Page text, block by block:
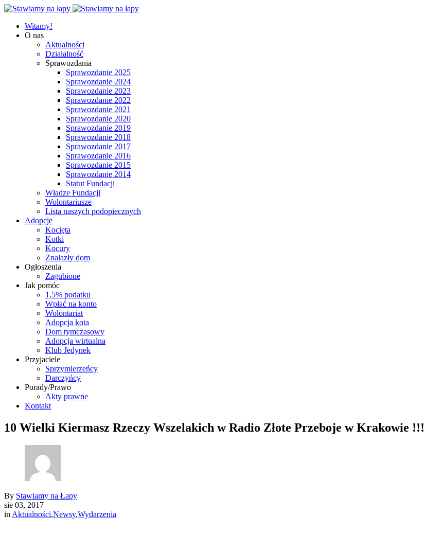
Witamy!
O nas
Aktualności
Działalność
Sprawozdania
Sprawozdanie 2025
Sprawozdanie 2024
Sprawozdanie 2023
Sprawozdanie 2022
Sprawozdanie 2021
Sprawozdanie 2020
Sprawozdanie 2019
Sprawozdanie 2018
Sprawozdanie 2017
Sprawozdanie 2016
Sprawozdanie 2015
Sprawozdanie 2014
Statut Fundacji
Władze Fundacji
Wolontariusze
Lista naszych podopiecznych
Adopcje
Kocięta
Kotki
Kocury
Znalazły dom
Ogłoszenia
Zagubione
Jak pomóc
1,5% podatku
Wpłać na konto
Wolontariat
Adopcja kota
Dom tymczasowy
Adopcja wirtualna
Klub Jedynek
Przyjaciele
Sprzymierzeńcy
Darczyńcy
Porady/Prawo
Akty prawne
Kontakt
10 Wielki Kiermasz Rzeczy Wszelakich w Radio Złote Przeboje w Krakowie !!!
By Stawiamy na Łapy
sie 03, 2017
in Aktualności,Newsy,Wydarzenia